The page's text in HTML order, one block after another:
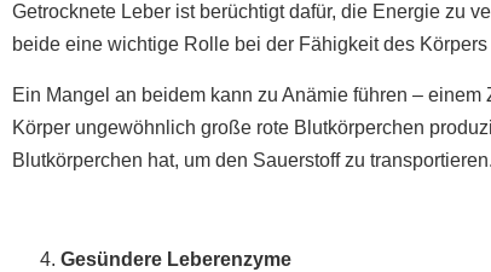
Getrocknete Leber ist berüchtigt dafür, die Energie zu
beide eine wichtige Rolle bei der Fähigkeit des
Ein Mangel an beidem kann zu Anämie führen –
Körper ungewöhnlich große rote Blutkörperchen
Blutkörperchen hat, um den Sauerstoff zu transportieren.
Gesündere Leberenzyme